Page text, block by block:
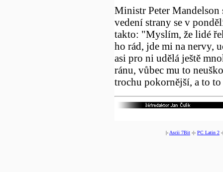
Ministr Peter Mandelson
vedení strany se v
takto: "Myslím, že lidé
ho rád, jde mi na nervy,
asi pro ni udělá ještě
ránu, vůbec mu to
trochu pokornější, a to
|- Ascii 7Bit -|- PC Latin 2